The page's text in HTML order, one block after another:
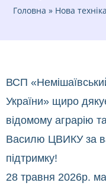
Головна » Нова
ВСП
України» щиро
відомому аграрію
Василю ЦВИКУ за
підтримку!
​28 травня 2026р.